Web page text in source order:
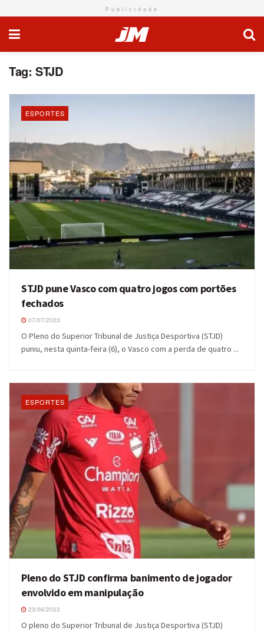
Publicidade
Tag: STJD
ESPORTES
STJD pune Vasco com quatro jogos com portões
fechados
07/07/2023
O Pleno do Superior Tribunal de Justiça Desportiva (STJD)
puniu, nesta quinta-feira (6), o Vasco com a perda de quatro ...
ESPORTES
Pleno do STJD confirma banimento de jogador
envolvido em manipulação
23/06/2023
O pleno do Superior Tribunal de Justiça Desportiva (STJD)